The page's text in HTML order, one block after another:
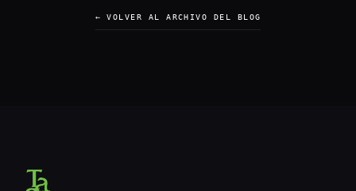
← VOLVER AL ARCHIVO DEL BLOG